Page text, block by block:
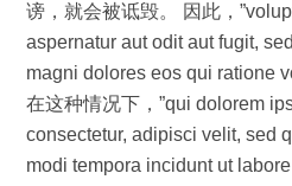
谤，就会被诋毁。 因此，
aspernatur aut odit aut fugit,
magni dolores eos qui ratione
在这种情况下，”qui dolorem
consectetur, adipisci velit, sed
modi tempora incidunt ut